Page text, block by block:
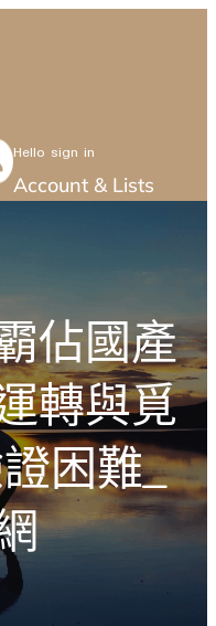
Hello sign in
Account & Lists
佔國產
轉與覓
困難_